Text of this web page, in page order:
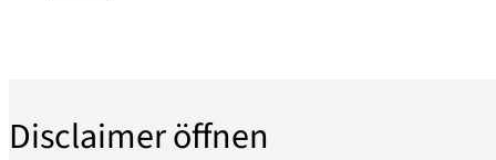
Disclaimer öffnen